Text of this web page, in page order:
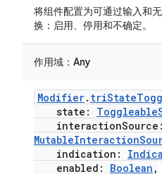
将组件配置为可通过输入和
换：启用、停用和不确定。
作用域： Any
Modifier.
state:
indication:
enabled: Boolean ,